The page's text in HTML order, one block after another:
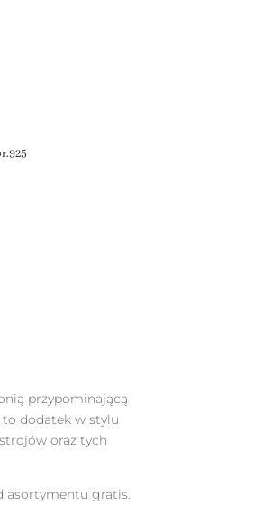
przypominającą
to dodatek w stylu
oraz tych
asortymentu gratis.